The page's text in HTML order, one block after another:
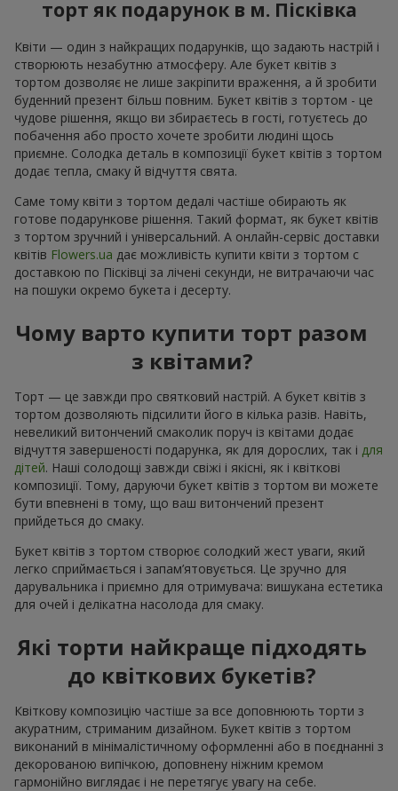
торт як подарунок в м. Пісківка
Квіти — один з найкращих подарунків, що задають настрій і
створюють незабутню атмосферу. Але букет квітів з
тортом дозволяє не лише закріпити враження, а й зробити
буденний презент більш повним. Букет квітів з тортом - це
чудове рішення, якщо ви збираєтесь в гості, готуєтесь до
побачення або просто хочете зробити людині щось
приємне. Солодка деталь в композиції букет квітів з тортом
додає тепла, смаку й відчуття свята.
Саме тому квіти з тортом дедалі частіше обирають як
готове подарункове рішення. Такий формат, як букет квітів
з тортом зручний і універсальний. А онлайн-сервіс доставки
квітів Flowers.ua дає можливість купити квіти з тортом с
доставкою по Пісківці за лічені секунди, не витрачаючи час
на пошуки окремо букета і десерту.
Чому варто купити торт разом
з квітами?
Торт — це завжди про святковий настрій. А букет квітів з
тортом дозволяють підсилити його в кілька разів. Навіть,
невеликий витончений смаколик поруч із квітами додає
відчуття завершеності подарунка, як для дорослих, так і для
дітей. Наші солодощі завжди свіжі і якісні, як і квіткові
композиції. Тому, даруючи букет квітів з тортом ви можете
бути впевнені в тому, що ваш витончений презент
прийдеться до смаку.
Букет квітів з тортом створює солодкий жест уваги, який
легко сприймається і запам’ятовується. Це зручно для
дарувальника і приємно для отримувача: вишукана естетика
для очей і делікатна насолода для смаку.
Які торти найкраще підходять
до квіткових букетів?
Квіткову композицію частіше за все доповнюють торти з
акуратним, стриманим дизайном. Букет квітів з тортом
виконаний в мінімалістичному оформленні або в поєднанні з
декорованою випічкою, доповнену ніжним кремом
гармонійно виглядає і не перетягує увагу на себе.